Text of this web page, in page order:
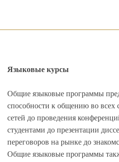
Языковые курсы
Общие языковые программы
способности к общению во всех
сетей до проведения
студентами до презентации
переговоров на рынке до
Общие языковые программы